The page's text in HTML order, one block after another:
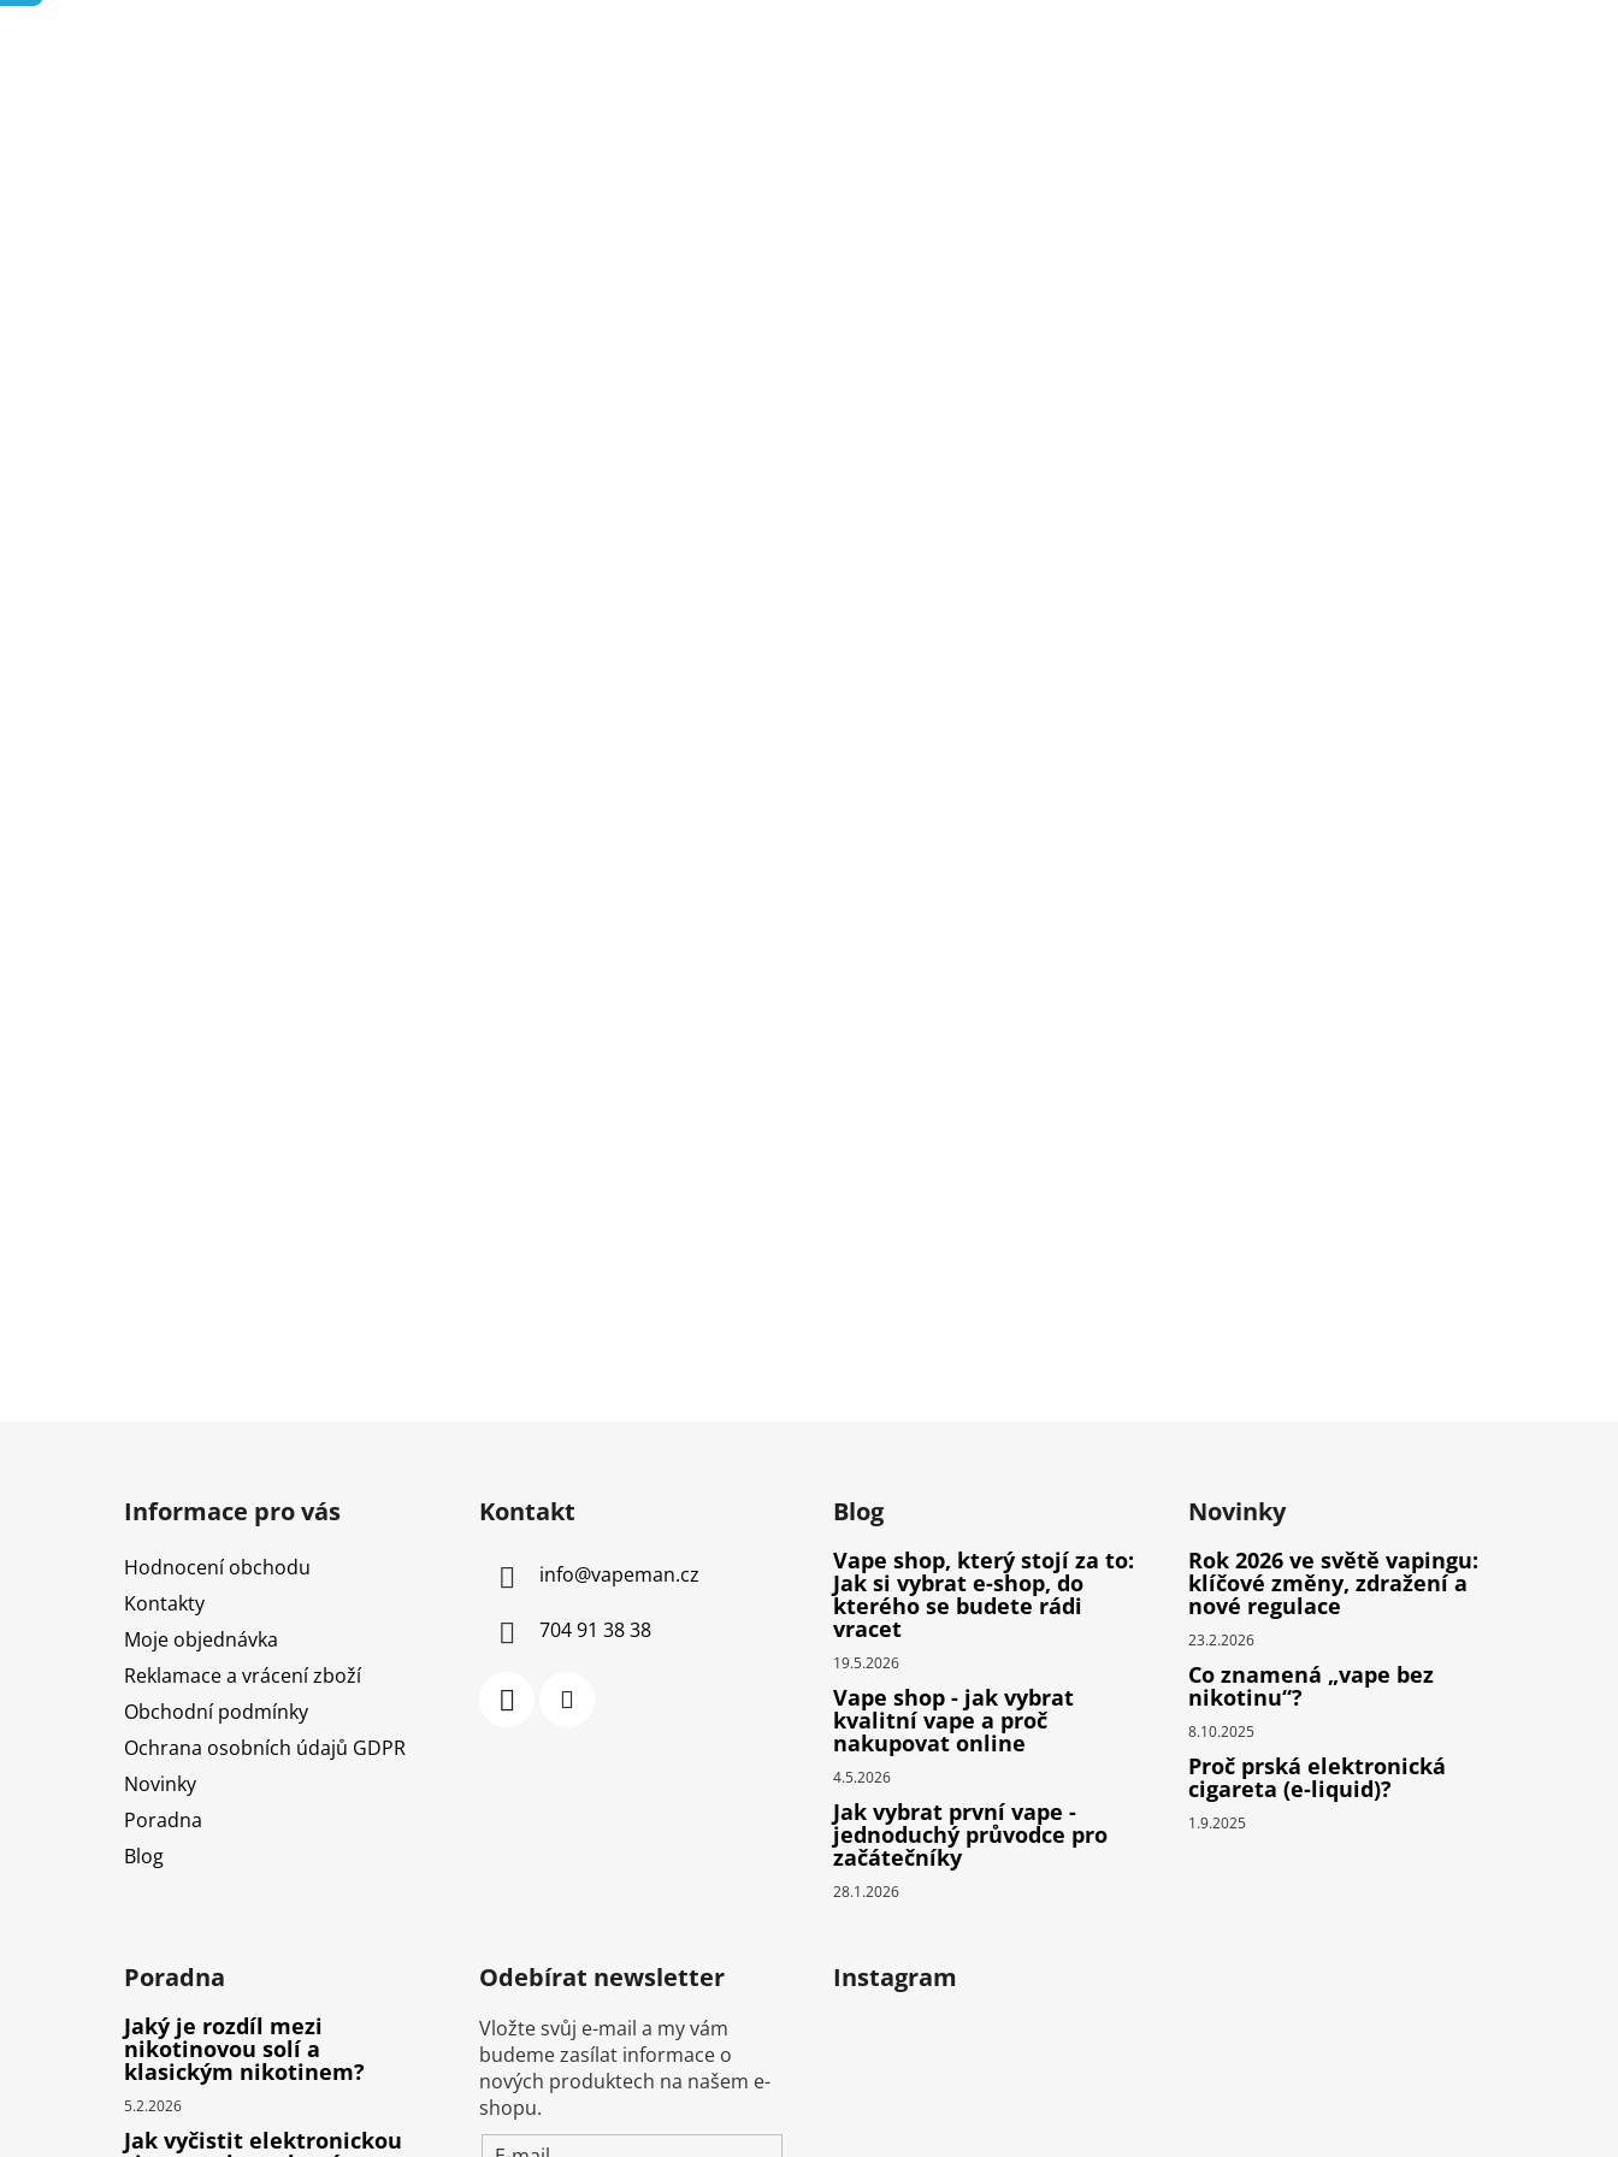
Informace pro vás
Hodnocení obchodu
Kontakty
Moje objednávka
Reklamace a vrácení zboží
Obchodní podmínky
Ochrana osobních údajů GDPR
Novinky
Poradna
Blog
Kontakt
info@vapeman.cz
704 91 38 38
Blog
Vape shop, který stojí za to:
Jak si vybrat e-shop, do
kterého se budete rádi
vracet
19.5.2026
Vape shop - jak vybrat
kvalitní vape a proč
nakupovat online
4.5.2026
Jak vybrat první vape -
jednoduchý průvodce pro
začátečníky
28.1.2026
Novinky
Rok 2026 ve světě vapingu:
klíčové změny, zdražení a
nové regulace
23.2.2026
Co znamená „vape bez
nikotinu“?
8.10.2025
Proč prská elektronická
cigareta (e-liquid)?
1.9.2025
Poradna
Jaký je rozdíl mezi
nikotinovou solí a
klasickým nikotinem?
5.2.2026
Jak vyčistit elektronickou
Odebírat newsletter
Vložte svůj e-mail a my vám
budeme zasílat informace o
nových produktech na našem e-
shopu.
Instagram